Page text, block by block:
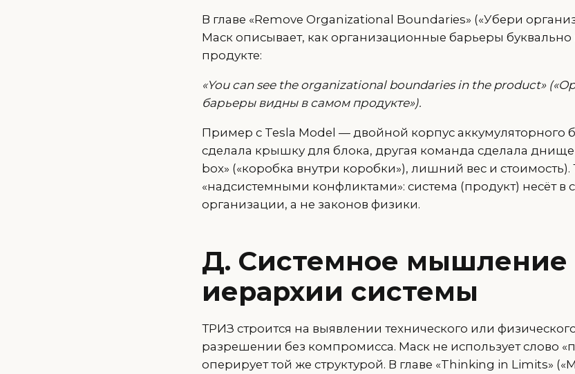
В главе «Remove Organizational Boundaries» («Убери
Маск описывает, как организационные барьеры буквально
продукте:
«You can see the organizational boundaries in the product»
барьеры видны в самом продукте»).
Пример с Tesla Model — двойной корпус аккумуляторного
сделала крышку для блока, другая команда сделала днище
box» («коробка внутри коробки»), лишний вес и стоимость).
«надсистемными конфликтами»: система (продукт) несёт в
организации, а не законов физики.
Д. Системное мышление
иерархии системы
ТРИЗ строится на выявлении технического или
разрешении без компромисса. Маск не использует слово
оперирует той же структурой. В главе «Thinking in Limits»